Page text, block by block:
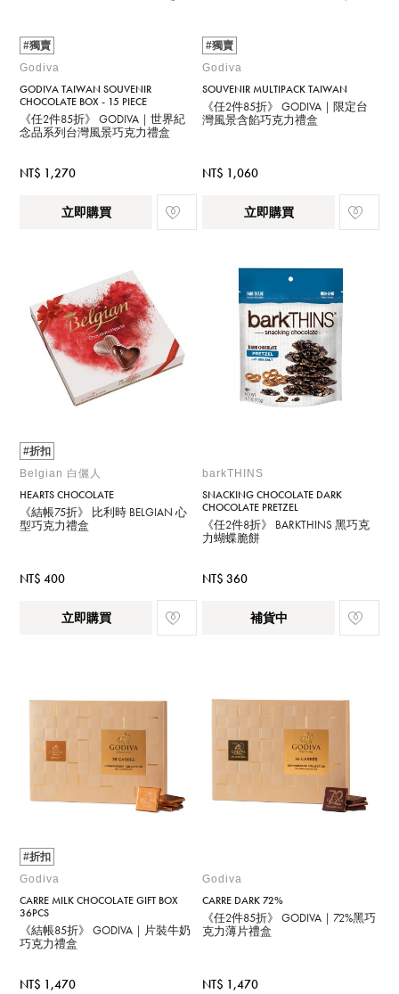
#獨賣
Godiva
GODIVA TAIWAN SOUVENIR
CHOCOLATE BOX - 15 PIECE
《任2件85折》 GODIVA｜世界紀
念品系列台灣風景巧克力禮盒
NT$ 1,270
立即購買
#獨賣
Godiva
SOUVENIR MULTIPACK TAIWAN
《任2件85折》 GODIVA｜限定台
灣風景含餡巧克力禮盒
NT$ 1,060
立即購買
#折扣
Belgian 白儷人
HEARTS CHOCOLATE
《結帳75折》 比利時 BELGIAN 心
型巧克力禮盒
NT$ 400
立即購買
barkTHINS
SNACKING CHOCOLATE DARK
CHOCOLATE PRETZEL
《任2件8折》 BARKTHINS 黑巧克
力蝴蝶脆餅
NT$ 360
補貨中
#折扣
Godiva
CARRE MILK CHOCOLATE GIFT BOX
36PCS
《結帳85折》 GODIVA｜片裝牛奶
巧克力禮盒
NT$ 1,470
Godiva
CARRE DARK 72%
《任2件85折》 GODIVA｜72%黑巧
克力薄片禮盒
NT$ 1,470